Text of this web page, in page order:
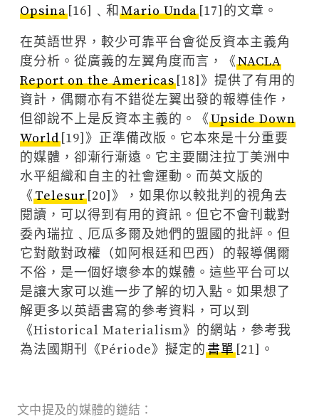
Opsina [16]﹑和 Mario Unda [17]的文章。
在英語世界，較少可靠平台會從反資本主義角
度分析。從廣義的左翼角度而言，《NACLA
Report on the Americas [18]》提供了有用的
資計，偶爾亦有不錯從左翼出發的報導佳作，
但卻說不上是反資本主義的。《Upside Down
World [19]》正準備改版。它本來是十分重要
的媒體，卻漸行漸遠。它主要關注拉丁美洲中
水平組織和自主的社會運動。而英文版的
《Telesur [20]》，如果你以較批判的視角去
閱讀，可以得到有用的資訊。但它不會刊載對
委內瑞拉﹑厄瓜多爾及她們的盟國的批評。但
它對敵對政權（如阿根廷和巴西）的報導偶爾
不俗，是一個好壞參本的媒體。這些平台可以
是讓大家可以進一步了解的切入點。如果想了
解更多以英語書寫的參考資料，可以到
《Historical Materialism》的網站，參考我
為法國期刊《Période》擬定的書單 [21]。
文中提及的媒體的鏈結：